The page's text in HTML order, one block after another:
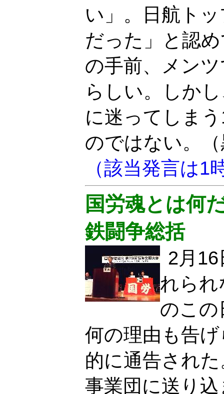
い」。日航ト
だった」と認
の手前、メン
らしい。しか
に迷ってしま
のではない。
（該当発言は1
国労魂とは何
鉄闘争総括
2月
れられ
のこの
何の理由も告
的に通告され
事業団に送り